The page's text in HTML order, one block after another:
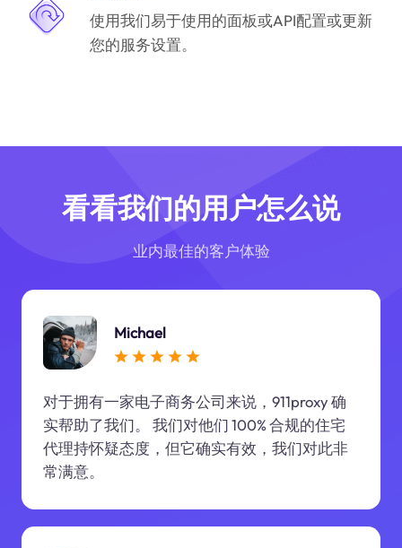
使用我们易于使用的面板或API配置或更新
您的服务设置。
看看我们的用户怎么说
业内最佳的客户体验
Michael
对于拥有一家电子商务公司来说，911proxy 确
实帮助了我们。 我们对他们 100% 合规的住宅
代理持怀疑态度，但它确实有效，我们对此非
常满意。